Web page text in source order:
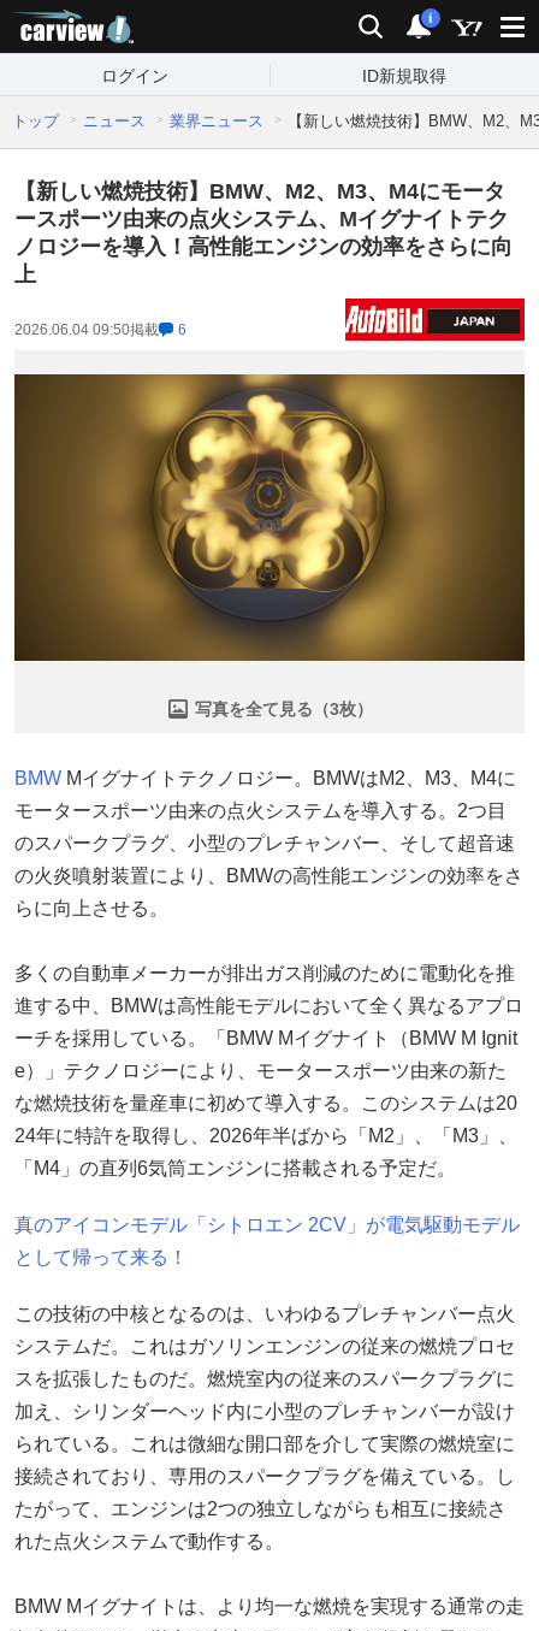
検索 通知
i
ログイン ID新規取得
トップ ニュース 業界ニュース 【新しい燃焼技術】BMW、M2、
【新しい燃焼技術】BMW、M2、M3、M4にモータ
ースポーツ由来の点火システム、Mイグナイトテク
ノロジーを導入！高性能エンジンの効率をさらに向
上
2026.06.04 09:50掲載 6
写真を全て見る（3枚）
BMW Mイグナイトテクノロジー。BMWはM2、M3、M4に
モータースポーツ由来の点火システムを導入する。2つ目
のスパークプラグ、小型のプレチャンバー、そして超音速
の火炎噴射装置により、BMWの高性能エンジンの効率をさ
らに向上させる。
多くの自動車メーカーが排出ガス削減のために電動化を推
進する中、BMWは高性能モデルにおいて全く異なるアプロ
ーチを採用している。「BMW Mイグナイト（BMW M Ignit
e）」テクノロジーにより、モータースポーツ由来の新た
な燃焼技術を量産車に初めて導入する。このシステムは20
24年に特許を取得し、2026年半ばから「M2」、「M3」、
「M4」の直列6気筒エンジンに搭載される予定だ。
真のアイコンモデル「シトロエン 2CV」が電気駆動モデル
として帰って来る！
この技術の中核となるのは、いわゆるプレチャンバー点火
システムだ。これはガソリンエンジンの従来の燃焼プロセ
スを拡張したものだ。燃焼室内の従来のスパークプラグに
加え、シリンダーヘッド内に小型のプレチャンバーが設け
られている。これは微細な開口部を介して実際の燃焼室に
接続されており、専用のスパークプラグを備えている。し
たがって、エンジンは2つの独立しながらも相互に接続さ
れた点火システムで動作する。
BMW Mイグナイトは、より均一な燃焼を実現する通常の走